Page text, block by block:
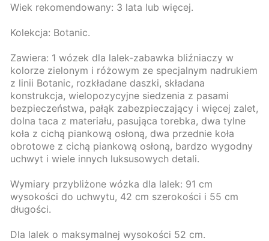
Wiek rekomendowany: 3 lata lub więcej.
Kolekcja: Botanic.
Zawiera: 1 wózek dla lalek-zabawka bliźniaczy w
kolorze zielonym i różowym ze specjalnym nadrukiem
z linii Botanic, rozkładane daszki, składana
konstrukcja, wielopozycyjne siedzenia z pasami
bezpieczeństwa, pałąk zabezpieczający i więcej zalet,
dolna taca z materiału, pasująca torebka, dwa tylne
koła z cichą piankową osłoną, dwa przednie koła
obrotowe z cichą piankową osłoną, bardzo wygodny
uchwyt i wiele innych luksusowych detali.
Wymiary przybliżone wózka dla lalek: 91 cm
wysokości do uchwytu, 42 cm szerokości i 55 cm
długości.
Dla lalek o maksymalnej wysokości 52 cm.